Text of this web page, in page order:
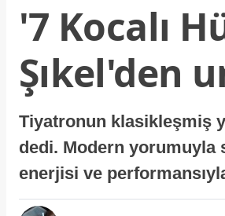
'7 Kocalı
Şıkel'den
Tiyatronun klasikleşmiş
dedi. Modern yorumuyla
enerjisi ve